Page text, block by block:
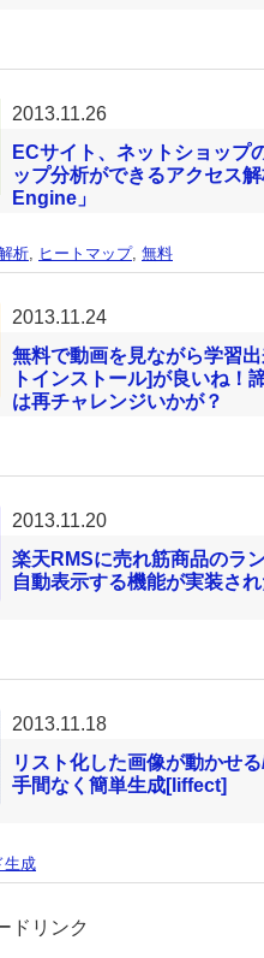
2013.11.26
ECサイト、ネットショップ
ップ分析ができるアクセス
Engine」
析, ヒートマップ, 無料
2013.11.24
無料で動画を見ながら学習
トインストール]が良いね！
は再チャレンジいかが？
2013.11.20
楽天RMSに売れ筋商品のラ
自動表示する機能が実装さ
2013.11.18
リスト化した画像が動かせ
手間なく簡単生成[liffect]
生成
ドリンク